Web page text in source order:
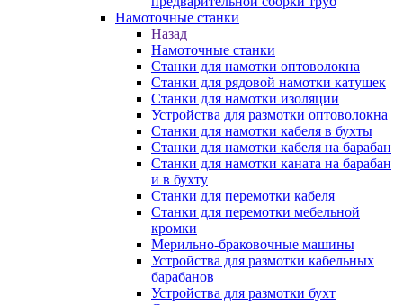
Намоточные станки
Назад
Намоточные станки
Станки для намотки оптоволокна
Станки для рядовой намотки катушек
Станки для намотки изоляции
Устройства для размотки оптоволокна
Станки для намотки кабеля в бухты
Станки для намотки кабеля на барабан
Станки для намотки каната на барабан
и в бухту
Станки для перемотки кабеля
Станки для перемотки мебельной
кромки
Мерильно-браковочные машины
Устройства для размотки кабельных
барабанов
Устройства для размотки бухт